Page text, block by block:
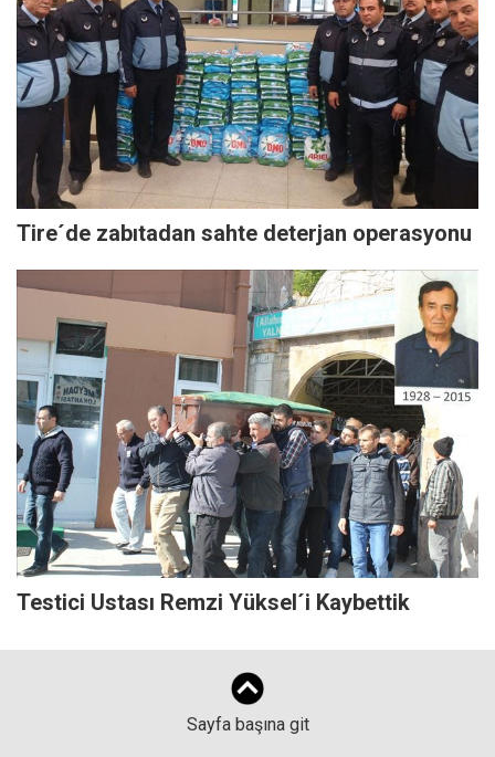
Tire´de zabıtadan sahte deterjan operasyonu
Testici Ustası Remzi Yüksel´i Kaybettik
Sayfa başına git